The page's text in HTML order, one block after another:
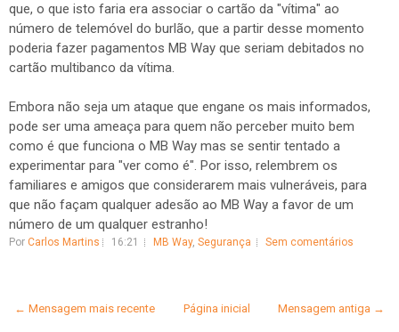
que, o que isto faria era associar o cartão da "vítima" ao
número de telemóvel do burlão, que a partir desse momento
poderia fazer pagamentos MB Way que seriam debitados no
cartão multibanco da vítima.
Embora não seja um ataque que engane os mais informados,
pode ser uma ameaça para quem não perceber muito bem
como é que funciona o MB Way mas se sentir tentado a
experimentar para "ver como é". Por isso, relembrem os
familiares e amigos que considerarem mais vulneráveis, para
que não façam qualquer adesão ao MB Way a favor de um
número de um qualquer estranho!
Por Carlos Martins 16:21 MB Way, Segurança Sem comentários
← Mensagem mais recente Mensagem antiga →
Página inicial